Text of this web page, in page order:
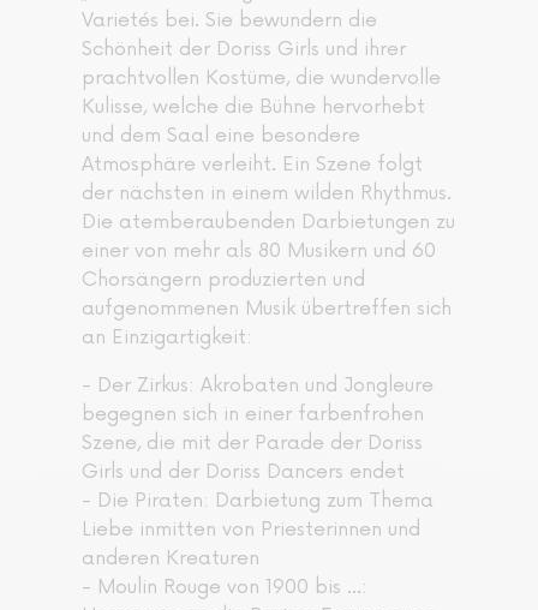
Varietés bei. Sie bewundern die
Schönheit der Doriss Girls und ihrer
prachtvollen Kostüme, die wundervolle
Kulisse, welche die Bühne hervorhebt
und dem Saal eine besondere
Atmosphäre verleiht. Ein Szene folgt
der nächsten in einem wilden Rhythmus.
Die atemberaubenden Darbietungen zu
einer von mehr als 80 Musikern und 60
Chorsängern produzierten und
aufgenommenen Musik übertreffen sich
an Einzigartigkeit:
- Der Zirkus: Akrobaten und Jongleure
begegnen sich in einer farbenfrohen
Szene, die mit der Parade der Doriss
Girls und der Doriss Dancers endet
- Die Piraten: Darbietung zum Thema
Liebe inmitten von Priesterinnen und
anderen Kreaturen
- Moulin Rouge von 1900 bis …: